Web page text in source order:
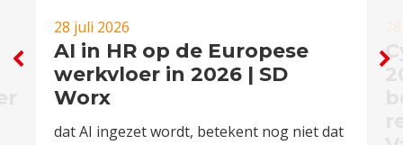
28 juli 2026
AI in HR op de Europese
werkvloer in 2026 | SD
Worx
dat AI ingezet wordt, betekent nog niet dat